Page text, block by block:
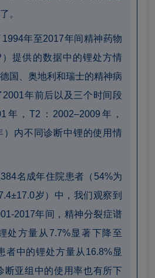
。
年至2017年间精神药物
提供的数据中的锂处方情
国、奥地利和瑞士的精神病
2001年前后以及三个时间段
年，T2：2002–2009年，
）内不同诊断中锂的使用情
名成年住院患者（54%为
岁）中，我们观察到
2017年间，精神分裂症谱
处方量从7.7%显著下降至
者中的锂处方量从16.8%显
断亚组中的使用率也有所下